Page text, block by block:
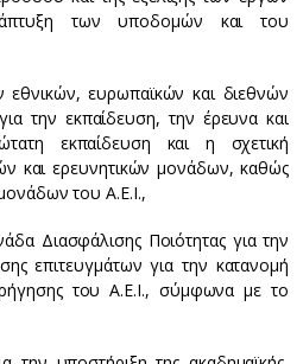
των υποδομών και του
ευρωπαϊκών και διεθνών
την εκπαίδευση, την έρευνα και
εκπαίδευση και η σχετική
και ερευνητικών μονάδων, καθώς
του Α.Ε.Ι.,
Διασφάλισης Ποιότητας για την
επιτευγμάτων για την κατανομή
του Α.Ε.Ι., σύμφωνα με το